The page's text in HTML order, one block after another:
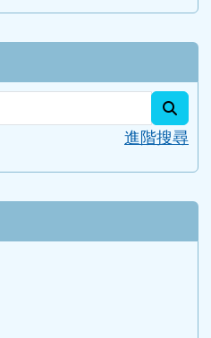
進階搜尋